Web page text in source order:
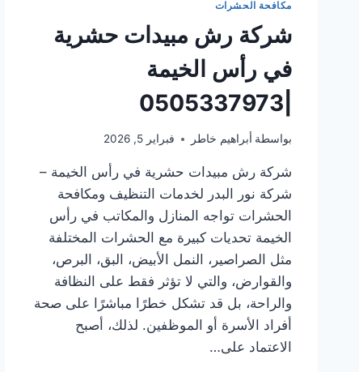
مكافحة الحشرات
شركة رش مبيدات حشرية
في رأس الخيمة
بواسطة أبراهيم خاطر فبراير 5, 2026
شركة رش مبيدات حشرية في رأس الخيمة –
شركة نور البدر لخدمات التنظيف ومكافحة
الحشرات تواجه المنازل والمكاتب في رأس
الخيمة تحديات كبيرة مع الحشرات المختلفة
مثل الصراصير، النمل الأبيض، البق، البرص،
والقوارض، والتي لا تؤثر فقط على النظافة
والراحة، بل قد تشكل خطرًا مباشرًا على صحة
أفراد الأسرة أو الموظفين. لذلك، أصبح
الاعتماد على…